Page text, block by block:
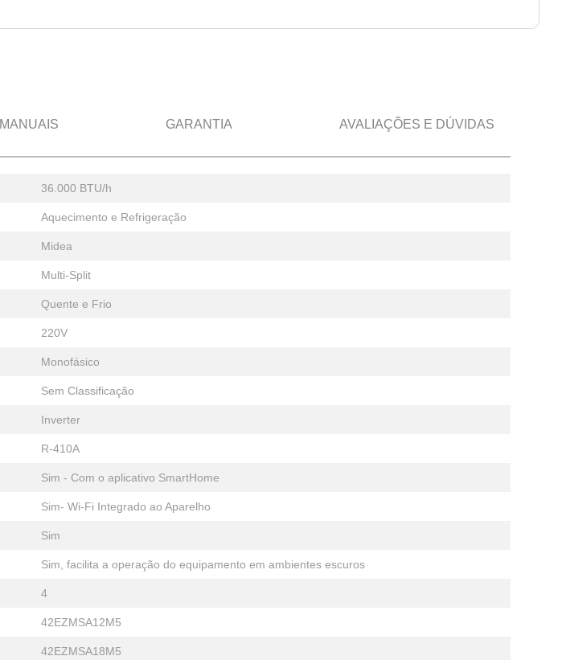
MANUAIS GARANTIA AVALIAÇÕES E DÚVIDAS
36.000 BTU/h
Aquecimento e Refrigeração
Midea
Multi-Split
Quente e Frio
220V
Monofásico
Sem Classificação
Inverter
R-410A
Sim - Com o aplicativo SmartHome
Sim- Wi-Fi Integrado ao Aparelho
Sim
Sim, facilita a operação do equipamento em ambientes escuros
4
42EZMSA12M5
42EZMSA18M5